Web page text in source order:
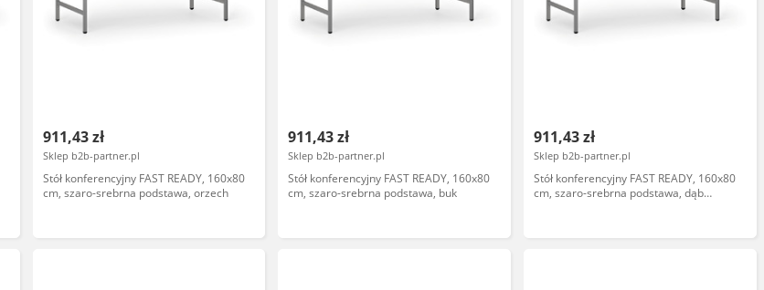
911,43 zł
Sklep b2b-partner.pl
Stół konferencyjny FAST READY, 160x80
cm, szaro-srebrna podstawa, orzech
911,43 zł
Sklep b2b-partner.pl
Stół konferencyjny FAST READY, 160x80
cm, szaro-srebrna podstawa, buk
911,43 zł
Sklep b2b-partner.pl
Stół konferencyjny FAST READY, 160x80
cm, szaro-srebrna podstawa, dąb